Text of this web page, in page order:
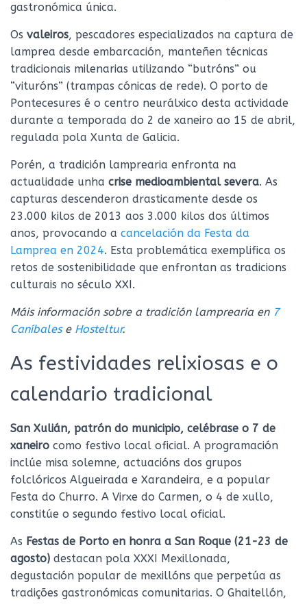
gastronómica única.
Os valeiros, pescadores especializados na captura de
lamprea desde embarcación, manteñen técnicas
tradicionais milenarias utilizando “butróns” ou
“vituróns” (trampas cónicas de rede). O porto de
Pontecesures é o centro neurálxico desta actividade
durante a temporada do 2 de xaneiro ao 15 de abril,
regulada pola Xunta de Galicia.
Porén, a tradición lamprearia enfronta na
actualidade unha crise medioambiental severa. As
capturas descenderon drasticamente desde os
23.000 kilos de 2013 aos 3.000 kilos dos últimos
anos, provocando a cancelación da Festa da
Lamprea en 2024. Esta problemática exemplifica os
retos de sostenibilidade que enfrontan as tradicions
culturais no século XXI.
Máis información sobre a tradición lamprearia en 7
Caníbalese Hosteltur.
As festividades relixiosas e o
calendario tradicional
San Xulián, patrón do municipio, celébrase o 7 de
xaneiro como festivo local oficial. A programación
inclúe misa solemne, actuacións dos grupos
folclóricos Algueirada e Xarandeira, e a popular
Festa do Churro. A Virxe do Carmen, o 4 de xullo,
constitúe o segundo festivo local oficial.
As Festas de Porto en honra a San Roque (21-23 de
agosto) destacan pola XXXI Mexillonada,
degustación popular de mexillóns que perpetúa as
tradições gastronómicas comunitarias. O Ghaitellón,